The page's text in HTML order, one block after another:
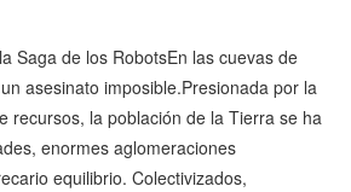
Saga de los RobotsEn las cuevas de
asesinato imposible.Presionada por la
recursos, la población de la Tierra se ha
enormes aglomeraciones
equilibrio. Colectivizados,